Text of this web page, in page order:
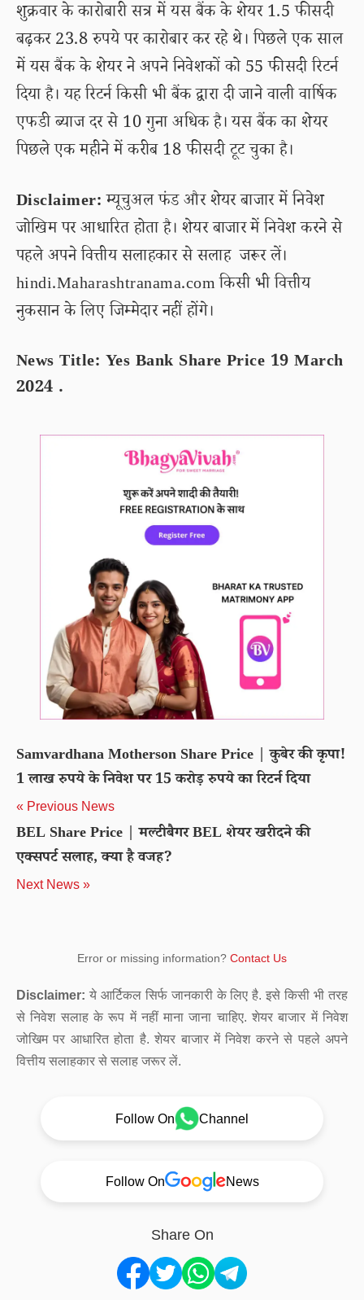
शुक्रवार के कारोबारी सत्र में यस बैंक के शेयर 1.5 फीसदी
बढ़कर 23.8 रुपये पर कारोबार कर रहे थे। पिछले एक साल
में यस बैंक के शेयर ने अपने निवेशकों को 55 फीसदी रिटर्न
दिया है। यह रिटर्न किसी भी बैंक द्वारा दी जाने वाली वार्षिक
एफडी ब्याज दर से 10 गुना अधिक है। यस बैंक का शेयर
पिछले एक महीने में करीब 18 फीसदी टूट चुका है।
Disclaimer:म्यूचुअल फंड और शेयर बाजार में निवेश
जोखिम पर आधारित होता है। शेयर बाजार में निवेश करने से
पहले अपने वित्तीय सलाहकार से सलाह जरूर लें।
hindi.Maharashtranama.com किसी भी वित्तीय
नुकसान के लिए जिम्मेदार नहीं होंगे।
News Title: Yes Bank Share Price 19 March
2024 .
Samvardhana Motherson Share Price | कुबेर की कृपा!
1 लाख रुपये के निवेश पर 15 करोड़ रुपये का रिटर्न दिया
« Previous News
BEL Share Price | मल्टीबैगर BEL शेयर खरीदने की
एक्सपर्ट सलाह, क्या है वजह?
Next News »
Error or missing information? Contact Us
Disclaimer: ये आर्टिकल सिर्फ जानकारी के लिए है. इसे किसी भी तरह
से निवेश सलाह के रूप में नहीं माना जाना चाहिए. शेयर बाजार में निवेश
जोखिम पर आधारित होता है. शेयर बाजार में निवेश करने से पहले अपने
वित्तीय सलाहकार से सलाह जरूर लें.
Follow On Channel
Follow On News
Share On